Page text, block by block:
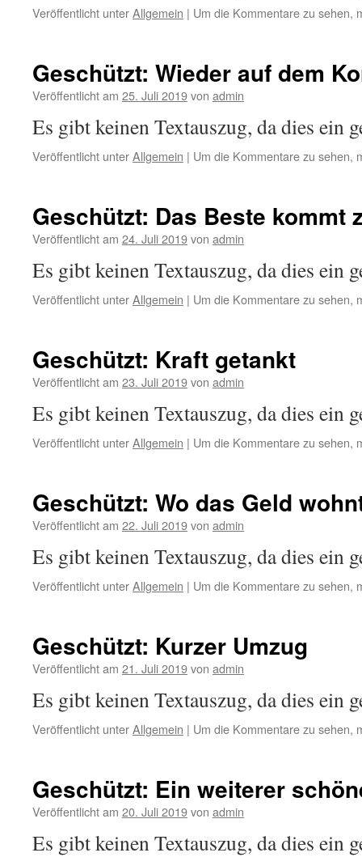
Veröffentlicht unterAllgemein | Um die Kommentare zu sehen,
Geschützt: Wieder auf dem
Veröffentlicht am 25. Juli 2019von admin
Es gibt keinen Textauszug, da dies ein
Veröffentlicht unterAllgemein | Um die Kommentare zu sehen,
Geschützt: Das Beste kommt
Veröffentlicht am 24. Juli 2019von admin
Es gibt keinen Textauszug, da dies ein
Veröffentlicht unterAllgemein | Um die Kommentare zu sehen,
Geschützt: Kraft getankt
Veröffentlicht am 23. Juli 2019von admin
Es gibt keinen Textauszug, da dies ein
Veröffentlicht unterAllgemein | Um die Kommentare zu sehen,
Geschützt: Wo das Geld
Veröffentlicht am 22. Juli 2019von admin
Es gibt keinen Textauszug, da dies ein
Veröffentlicht unterAllgemein | Um die Kommentare zu sehen,
Geschützt: Kurzer Umzug
Veröffentlicht am 21. Juli 2019von admin
Es gibt keinen Textauszug, da dies ein
Veröffentlicht unterAllgemein | Um die Kommentare zu sehen,
Geschützt: Ein weiterer
Veröffentlicht am 20. Juli 2019von admin
Es gibt keinen Textauszug, da dies ein